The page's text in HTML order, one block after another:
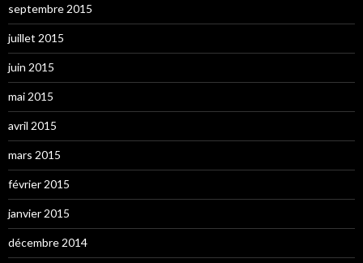
septembre 2015
juillet 2015
juin 2015
mai 2015
avril 2015
mars 2015
février 2015
janvier 2015
décembre 2014